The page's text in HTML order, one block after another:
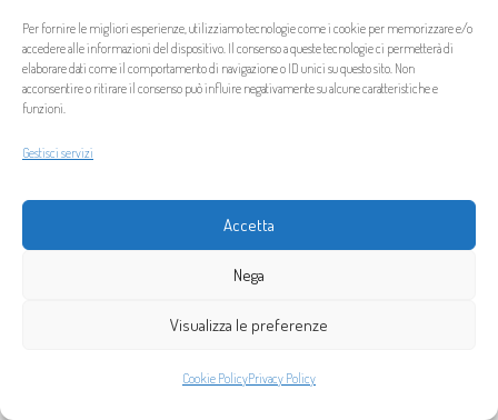
Per fornire le migliori esperienze, utilizziamo tecnologie come i cookie per memorizzare e/o
accedere alle informazioni del dispositivo. Il consenso a queste tecnologie ci permetterà di
elaborare dati come il comportamento di navigazione o ID unici su questo sito. Non
acconsentire o ritirare il consenso può influire negativamente su alcune caratteristiche e
funzioni.
Gestisci servizi
Accetta
Nega
Visualizza le preferenze
Cookie PolicyPrivacy Policy